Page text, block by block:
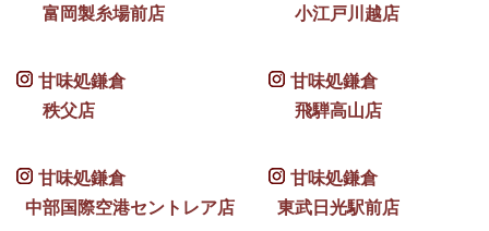
富岡製糸場前店
小江戸川越店
甘味処鎌倉
秩父店
甘味処鎌倉
飛騨高山店
甘味処鎌倉
中部国際空港セントレア店
甘味処鎌倉
東武日光駅前店